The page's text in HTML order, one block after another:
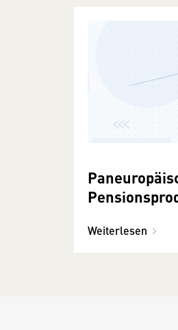
Weiterlesen